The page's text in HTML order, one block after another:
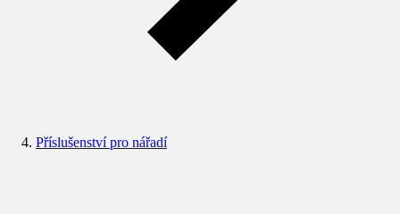
Příslušenství pro nářadí